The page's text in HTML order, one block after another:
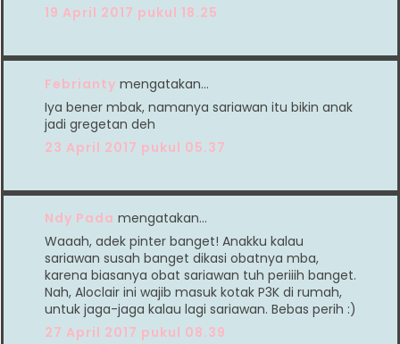
19 April 2017 pukul 18.25
Febrianty mengatakan…
Iya bener mbak, namanya sariawan itu bikin anak
jadi gregetan deh
23 April 2017 pukul 05.37
Ndy Pada mengatakan…
Waaah, adek pinter banget! Anakku kalau
sariawan susah banget dikasi obatnya mba,
karena biasanya obat sariawan tuh periiih banget.
Nah, Aloclair ini wajib masuk kotak P3K di rumah,
untuk jaga-jaga kalau lagi sariawan. Bebas perih :)
27 April 2017 pukul 08.39